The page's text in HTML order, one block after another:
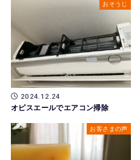
おそうじ
2024.12.24
オピスエールでエアコン掃除
お客さまの声